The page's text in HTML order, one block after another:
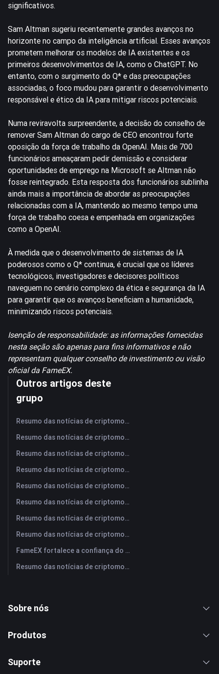
significativos.
Sam Altman sugeriu recentemente grandes avanços no
horizonte no campo da inteligência artificial. Esses avanços
prometem melhorar os modelos de IA existentes e os
primeiros desenvolvimentos de IA, como o ChatGPT. No
entanto, com o surgimento do Q* e das preocupações
associadas, o foco mudou para garantir o desenvolvimento
responsável e ético da IA para mitigar riscos potenciais.
Numa reviravolta surpreendente, a decisão do conselho de
remover Sam Altman do cargo de CEO encontrou forte
oposição da força de trabalho da OpenAI. Mais de 700
funcionários ameaçaram pedir demissão e considerar
oportunidades de emprego na Microsoft se Altman não
fosse reintegrado. Esta resposta dos funcionários sublinha
ainda mais a importância de abordar as preocupações
relacionadas com a IA, mantendo ao mesmo tempo uma
força de trabalho coesa e empenhada em organizações
como a OpenAI.
À medida que o desenvolvimento de sistemas de IA
poderosos como o Q* continua, é crucial que os líderes
tecnológicos, investigadores e decisores políticos
naveguem no cenário complexo da ética e segurança da IA
para garantir que os avanços beneficiam a humanidade,
minimizando riscos potenciais.
Isenção de responsabilidade: as informações fornecidas
nesta seção são apenas para fins informativos e não
representam qualquer conselho de investimento ou visão
oficial da FameEX.
Outros artigos deste
grupo
Resumo das notícias de criptomoedas da FameEX hoje | 7 de agosto de 2026
Resumo das notícias de criptomoedas da FameEX hoje | 6 de agosto de 2026
Resumo das notícias de criptomoedas da FameEX hoje | 5 de agosto de 2026
Resumo das notícias de criptomoedas da FameEX hoje | 4 de agosto de 2026
Resumo das notícias de criptomoedas da FameEX hoje | 3 de agosto de 2026
Resumo das notícias de criptomoedas da FameEX hoje | 31 de julho de 2026
Resumo das notícias de criptomoedas da FameEX hoje | 30 de julho de 2026
Resumo das notícias de criptomoedas da FameEX hoje | 29 de julho de 2026
FameEX fortalece a confiança do usuário por meio de oito anos de operações estáveis ​​e crescimento global
Resumo das notícias de criptomoedas da FameEX hoje | 28 de julho de 2026
Sobre nós
Produtos
Suporte